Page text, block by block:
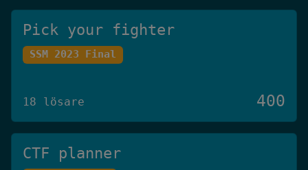
Pick your fighter
SSM 2023 Final
18 lösare 400
CTF planner